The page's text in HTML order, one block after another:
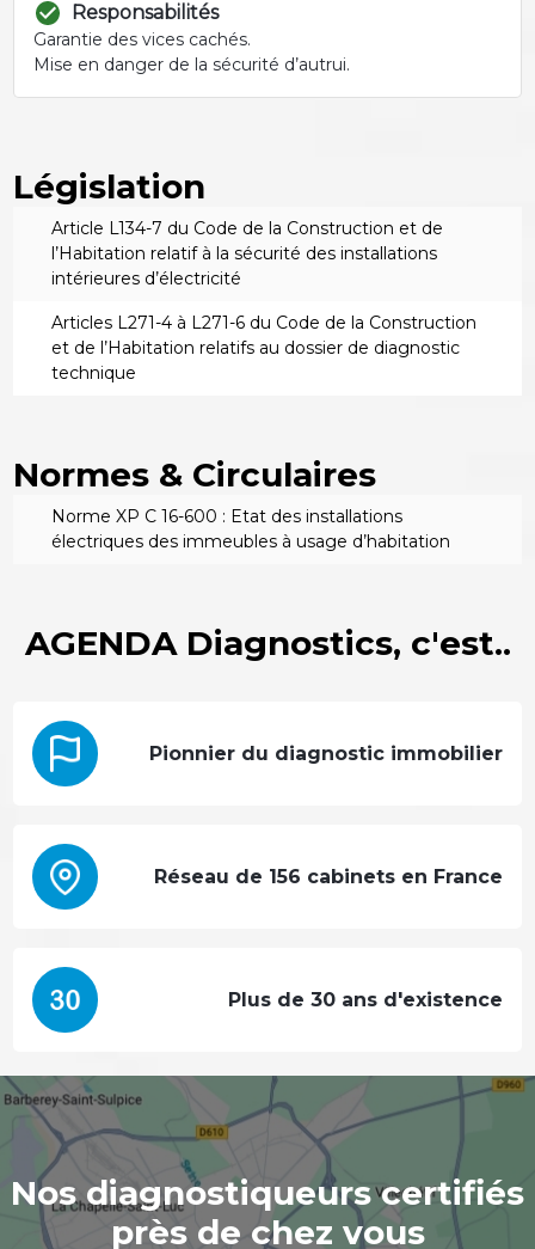
Responsabilités
Garantie des vices cachés.
Mise en danger de la sécurité d’autrui.
Législation
Article L134-7 du Code de la Construction et de
l’Habitation relatif à la sécurité des installations
intérieures d’électricité
Articles L271-4 à L271-6 du Code de la Construction
et de l’Habitation relatifs au dossier de diagnostic
technique
Normes & Circulaires
Norme XP C 16-600 : Etat des installations
électriques des immeubles à usage d’habitation
AGENDA Diagnostics, c'est..
Pionnier du diagnostic immobilier
Réseau de 156 cabinets en France
Plus de 30 ans d'existence
Nos diagnostiqueurs certifiés
près de chez vous